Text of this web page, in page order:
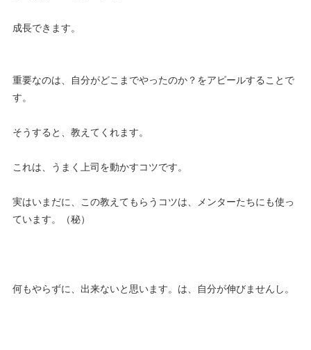
成長できます。
重要なのは、自分がどこまでやったのか？をアピールすることで
す。
そうすると、教えてくれます。
これは、うまく上司を動かすコツです。
実はいまだに、この教えてもらうコツは、メンターたちにも使っ
ています。（秘）
何もやらずに、出来ないと思います。は、自分が伸びませんし。